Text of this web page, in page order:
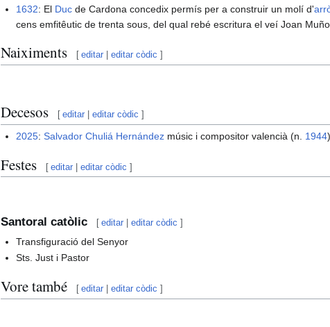
1632: El Duc de Cardona concedix permís per a construir un molí d'
cens emfitêutic de trenta sous, del qual rebé escritura el veí Joan
Naiximents [ editar |editar còdic ]
Decesos [ editar |editar còdic ]
2025:Salvador Chuliá Hernández músic i compositor valencià (n. 1944)
Festes [ editar |editar còdic ]
Santoral catòlic [ editar |editar còdic ]
Transfiguració del Senyor
Sts. Just i Pastor
Vore també [ editar |editar còdic ]